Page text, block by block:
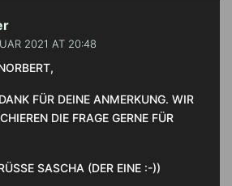
2021 AT 20:48
FÜR DEINE ANMERKUNG. WIR
DIE FRAGE GERNE FÜR
SASCHA (DER EINE :-))